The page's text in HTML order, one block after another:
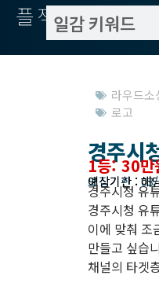
플젝서치
라우드소
로고
경주시
1등: 30만
모집기한 :
예상기간 : 해
경주시청 유
경주시청 유
이에 맞춰 조
만들고 싶습
채널의 타겟